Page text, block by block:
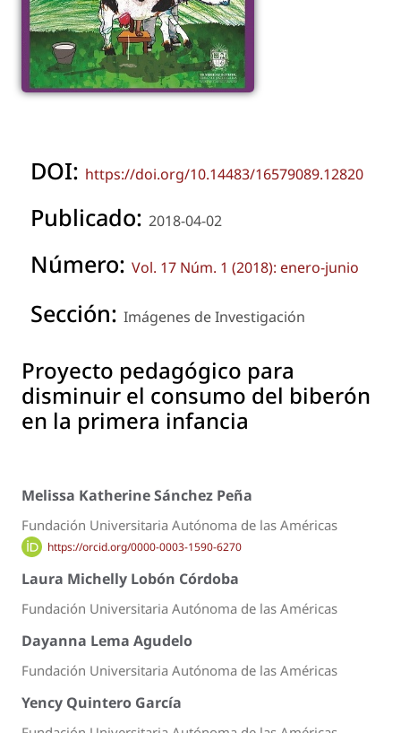
DOI: https://doi.org/10.14483/16579089.12820
Publicado: 2018-04-02
Número: Vol. 17 Núm. 1 (2018): enero-junio
Sección: Imágenes de Investigación
Proyecto pedagógico para
disminuir el consumo del biberón
en la primera infancia
Melissa Katherine Sánchez Peña
Fundación Universitaria Autónoma de las Américas
https://orcid.org/0000-0003-1590-6270
Laura Michelly Lobón Córdoba
Fundación Universitaria Autónoma de las Américas
Dayanna Lema Agudelo
Fundación Universitaria Autónoma de las Américas
Yency Quintero García